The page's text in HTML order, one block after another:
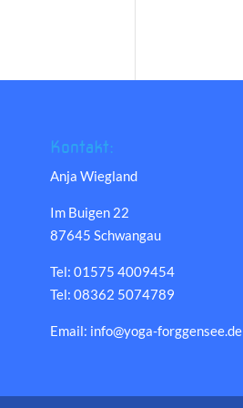
Kontakt:
Anja Wiegland
Im Buigen 22
87645 Schwangau
Tel: 01575 4009454
Tel: 08362 5074789
Email: info@yoga-forggensee.de